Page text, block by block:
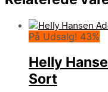
På Udsalg! 43%
Helly
Sort